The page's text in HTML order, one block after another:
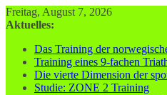
Zum
Inhalt
Freitag, August 7, 2026
Aktuelles:
Das Training der
Training eines 9-fachen
Die vierte Dimension der
Studie: ZONE 2 Training